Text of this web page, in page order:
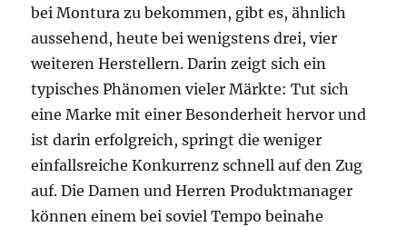
bei Montura zu bekommen, gibt es, ähnlich
aussehend, heute bei wenigstens drei, vier
weiteren Herstellern. Darin zeigt sich ein
typisches Phänomen vieler Märkte: Tut sich
eine Marke mit einer Besonderheit hervor und
ist darin erfolgreich, springt die weniger
einfallsreiche Konkurrenz schnell auf den Zug
auf. Die Damen und Herren Produktmanager
können einem bei soviel Tempo beinahe